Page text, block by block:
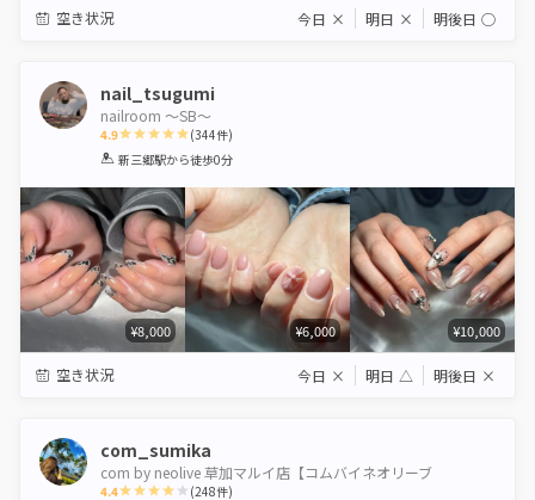
空き状況 今日 × 明日 × 明後日 ◯
nail_tsugumi
nailroom ～SB～
4.9
1 2 3 4 5
(344件)
新三郷駅から徒歩0分
¥8,000 ¥6,000 ¥10,000
空き状況 今日 × 明日 △ 明後日 ×
com_sumika
com by neolive 草加マルイ店【コムバイネオリーブ
4.4 (248件)